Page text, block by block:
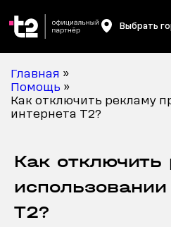
Выбрать
Главная »
Помощь »
Как отключить рекламу
интернета Т2?
Как
Т2?